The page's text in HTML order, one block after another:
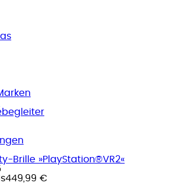
Brille »PlayStation®VR2«
449,99 €